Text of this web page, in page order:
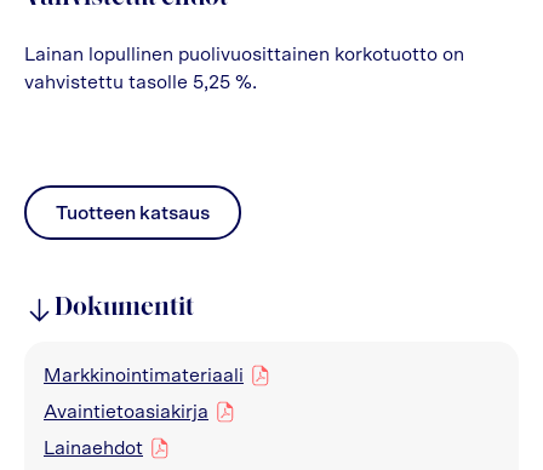
Lainan lopullinen puolivuosittainen korkotuotto on
vahvistettu tasolle 5,25 %.
Tuotteen katsaus
pdf
Dokumentit
Markkinointimateriaali
pdf
Avaintietoasiakirja
pdf
Lainaehdot
pdf